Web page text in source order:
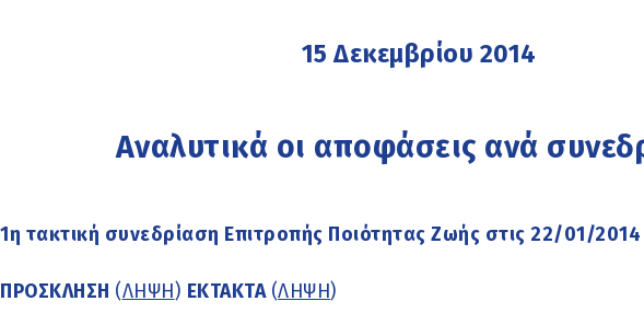
15 Δεκεμβρίου 2014
Αναλυτικά οι αποφάσεις ανά
1η τακτική συνεδρίαση Επιτροπής Ποιότητας Ζωής στις 22/01/2014
ΠΡΟΣΚΛΗΣΗ (ΛΗΨΗ) ΕΚΤΑΚΤΑ (ΛΗΨΗ)